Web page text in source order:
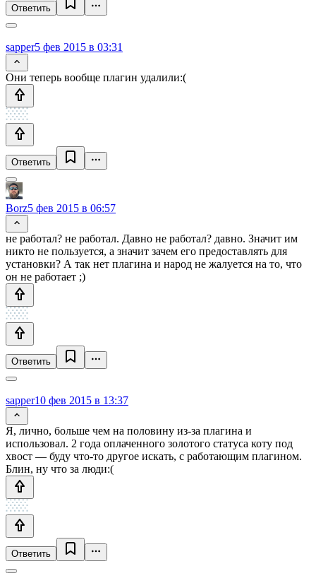
Ответить
sapper5 фев 2015 в 03:31
Они теперь вообще плагин удалили:(
Ответить
Borz5 фев 2015 в 06:57
не работал? не работал. Давно не работал? давно. Значит им
никто не пользуется, а значит зачем его предоставлять для
установки? А так нет плагина и народ не жалуется на то, что
он не работает ;)
Ответить
sapper10 фев 2015 в 13:37
Я, лично, больше чем на половину из-за плагина и
использовал. 2 года оплаченного золотого статуса коту под
хвост — буду что-то другое искать, с работающим плагином.
Блин, ну что за люди:(
Ответить